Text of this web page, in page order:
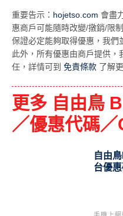
重要告示： hojetso.com 會盡
惠商戶可能隨時改變/撴銷/限
保證必定能夠取得優惠，我們
此外，所有優惠由商戶提供
任，詳情可到 免責條款 了解
更多 自由鳥
／優惠代碼
自由
台優